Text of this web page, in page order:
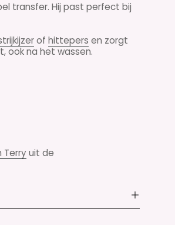
transfer. Hij past perfect bij
of hittepers en zorgt
ook na het wassen.
Terry uit de